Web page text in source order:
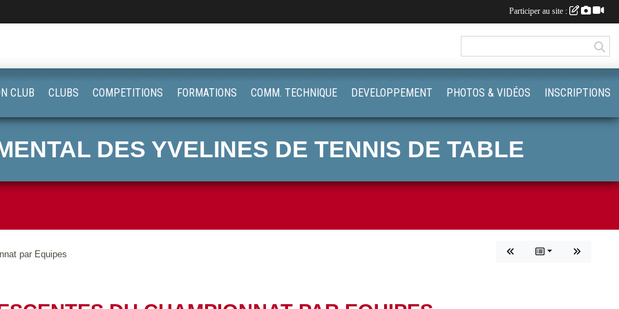
DES YVELINES DE TENNIS DE TABLE
par Equipes
CLUB CLUBS COMPETITIONS FORMATIONS COMM. TECHNIQUE DEVELOPPEMENT PHOTOS & VIDÉOS INSCRIPTIONS
Participer au site :